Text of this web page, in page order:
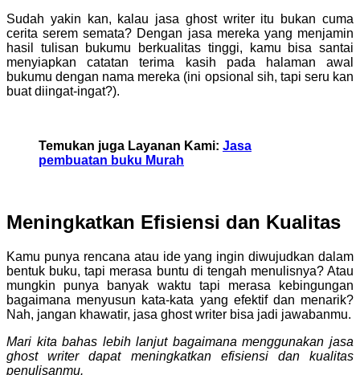
Sudah yakin kan, kalau jasa ghost writer itu bukan cuma
cerita serem semata? Dengan jasa mereka yang menjamin
hasil tulisan bukumu berkualitas tinggi, kamu bisa santai
menyiapkan catatan terima kasih pada halaman awal
bukumu dengan nama mereka (ini opsional sih, tapi seru kan
buat diingat-ingat?).
Temukan juga Layanan Kami: Jasa
pembuatan buku Murah
Meningkatkan Efisiensi dan Kualitas
Kamu punya rencana atau ide yang ingin diwujudkan dalam
bentuk buku, tapi merasa buntu di tengah menulisnya? Atau
mungkin punya banyak waktu tapi merasa kebingungan
bagaimana menyusun kata-kata yang efektif dan menarik?
Nah, jangan khawatir, jasa ghost writer bisa jadi jawabanmu.
Mari kita bahas lebih lanjut bagaimana menggunakan jasa
ghost writer dapat meningkatkan efisiensi dan kualitas
penulisanmu.